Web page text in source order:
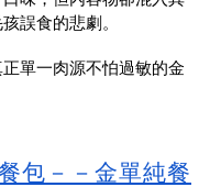
誤食的悲劇。
單一肉源不怕過敏的金
包－－金單純餐